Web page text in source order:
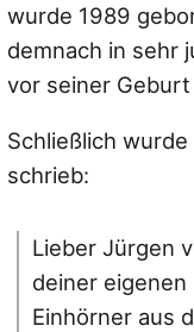
wurde 1989
demnach in sehr
vor seiner
Schließlich
schrieb:
Lieber Jürgen
deiner eigenen
Einhörner aus